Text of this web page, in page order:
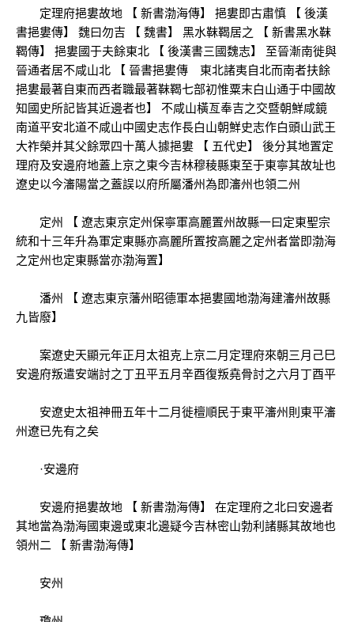
定理府挹婁故地 【 新書渤海傳】 挹婁即古肅慎 【 後漢
書挹婁傳】 魏曰勿吉 【 魏書】 黑水靺鞨居之 【 新書黑水靺
鞨傳】 挹婁國于夫餘東北 【 後漢書三國魏志】 至晉漸南徙與
晉通者居不咸山北 【 晉書挹婁傳 東北諸夷自北而南者扶餘
挹婁最著自東而西者職最著靺鞨七部初惟粟末白山通于中國故
知國史所記皆其近邊者也】 不咸山橫亙奉吉之交暨朝鮮咸鏡
南道平安北道不咸山中國史志作長白山朝鮮史志作白頭山武王
大祚榮并其父餘眾四十萬人據挹婁 【 五代史】 後分其地置定
理府及安邊府地蓋上京之東今吉林穆稜縣東至于東寧其故址也
遼史以今瀋陽當之蓋誤以府所屬潘州為即瀋州也領二州
定州 【 遼志東京定州保寧軍高麗置州故縣一曰定東聖宗
統和十三年升為軍定東縣亦高麗所置按高麗之定州者當即渤海
之定州也定東縣當亦渤海置】
潘州 【 遼志東京藩州昭德軍本挹婁國地渤海建瀋州故縣
九皆廢】
案遼史天顯元年正月太祖克上京二月定理府來朝三月己巳
安邊府叛遣安端討之丁丑平五月辛酉復叛堯骨討之六月丁酉平
安遼史太祖神冊五年十二月徙檀順民于東平瀋州則東平瀋
州遼已先有之矣
·安邊府
安邊府挹婁故地 【 新書渤海傳】 在定理府之北曰安邊者
其地當為渤海國東邊或東北邊疑今吉林密山勃利諸縣其故地也
領州二 【 新書渤海傳】
安州